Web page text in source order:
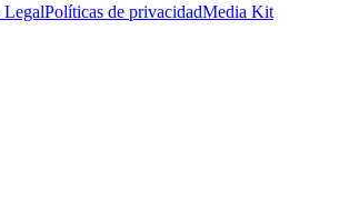
LegalPolíticas de privacidadMedia Kit